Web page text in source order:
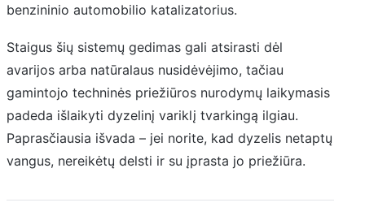
benzininio automobilio katalizatorius.
Staigus šių sistemų gedimas gali atsirasti dėl
avarijos arba natūralaus nusidėvėjimo, tačiau
gamintojo techninės priežiūros nurodymų laikymasis
padeda išlaikyti dyzelinį variklį tvarkingą ilgiau.
Paprasčiausia išvada – jei norite, kad dyzelis netaptų
vangus, nereikėtų delsti ir su įprasta jo priežiūra.